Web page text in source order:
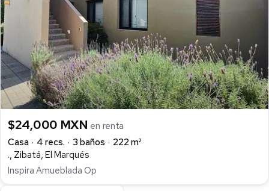
$24,000 MXN en renta
Casa
4 recs. 3 baños
222 m²
., Zibatá, El Marqués
Inspira Amueblada Op